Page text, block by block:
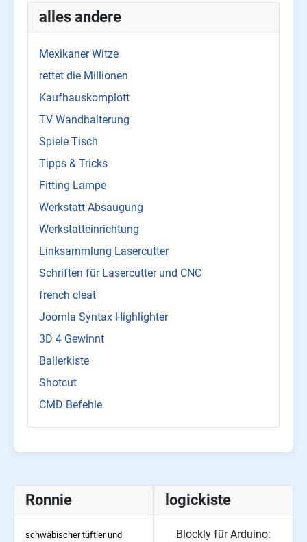
alles andere
Mexikaner Witze
rettet die Millionen
Kaufhauskomplott
TV Wandhalterung
Spiele Tisch
Tipps & Tricks
Fitting Lampe
Werkstatt Absaugung
Werkstatteinrichtung
Linksammlung Lasercutter
Schriften für Lasercutter und CNC
french cleat
Joomla Syntax Highlighter
3D 4 Gewinnt
Ballerkiste
Shotcut
CMD Befehle
Ronnie
schwäbischer tüftler und
logickiste
Blockly für Arduino: